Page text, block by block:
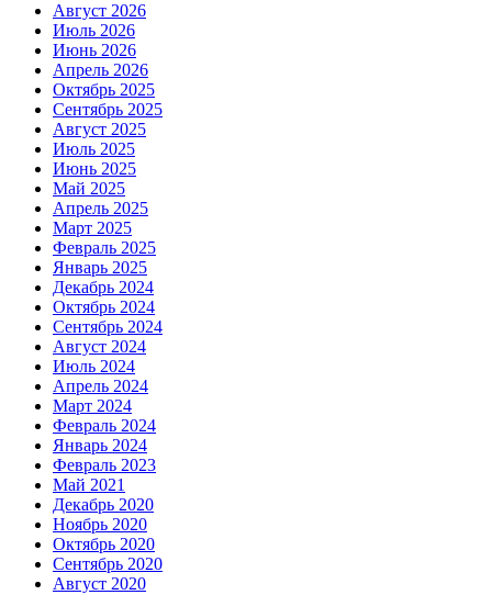
Август 2026
Июль 2026
Июнь 2026
Апрель 2026
Октябрь 2025
Сентябрь 2025
Август 2025
Июль 2025
Июнь 2025
Май 2025
Апрель 2025
Март 2025
Февраль 2025
Январь 2025
Декабрь 2024
Октябрь 2024
Сентябрь 2024
Август 2024
Июль 2024
Апрель 2024
Март 2024
Февраль 2024
Январь 2024
Февраль 2023
Май 2021
Декабрь 2020
Ноябрь 2020
Октябрь 2020
Сентябрь 2020
Август 2020